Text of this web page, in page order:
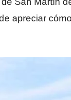
apreciar